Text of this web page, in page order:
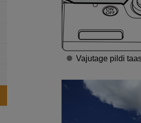
Vajutage pildi